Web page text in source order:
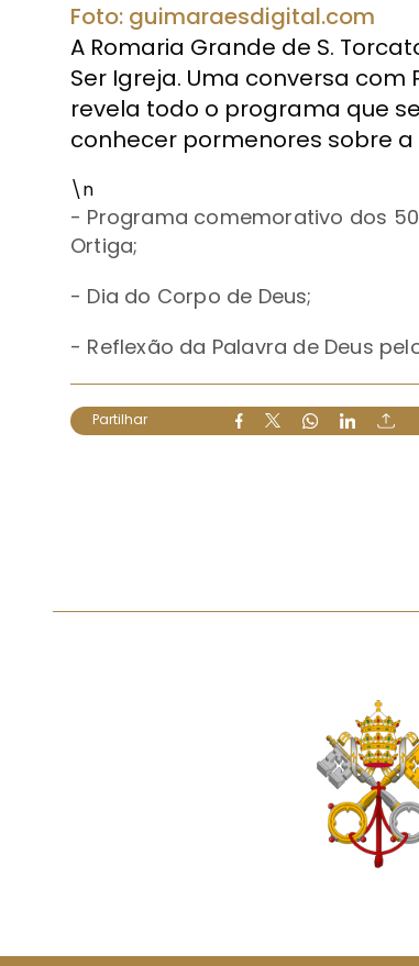
Foto: guimaraesdigital.com
A Romaria Grande de S.
Ser Igreja. Uma conversa com
revela todo o programa que
conhecer pormenores sobre a
\n
- Programa comemorativo dos
Ortiga;
- Dia do Corpo de Deus;
- Reflexão da Palavra de Deus
Partilhar